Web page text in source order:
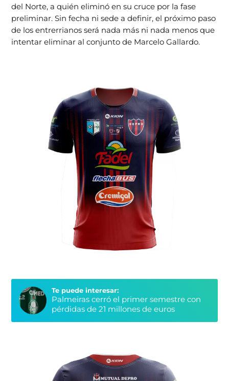
del Norte, a quién eliminó en su cruce por la fase
preliminar. Sin fecha ni sede a definir, el próximo paso
de los entrerrianos será nada más ni nada menos que
intentar eliminar al conjunto de Marcelo Gallardo.
Te puede interesar:
Palmeiras cerró el primer semestre con
pérdidas de 21 millones de euros